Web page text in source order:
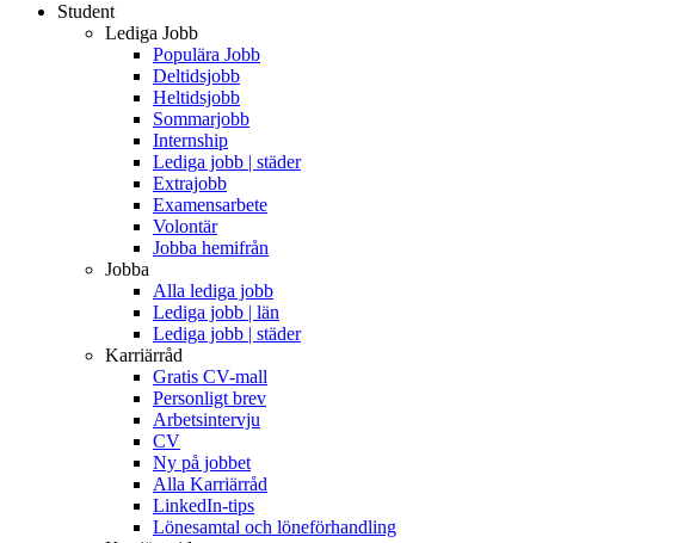
Student
Lediga Jobb
Populära Jobb
Deltidsjobb
Heltidsjobb
Sommarjobb
Internship
Lediga jobb | städer
Extrajobb
Examensarbete
Volontär
Jobba hemifrån
Jobba
Alla lediga jobb
Lediga jobb | län
Lediga jobb | städer
Karriärråd
Gratis CV-mall
Personligt brev
Arbetsintervju
CV
Ny på jobbet
Alla Karriärråd
LinkedIn-tips
Lönesamtal och löneförhandling